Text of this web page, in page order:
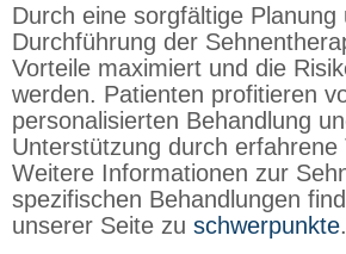
Durch eine sorgfältige Planung
Durchführung der
Vorteile maximiert und die
werden. Patienten profitieren
personalisierten Behandlung
Unterstützung durch erfahrene
Weitere Informationen zur
spezifischen Behandlungen
unserer Seite zu schwerpunkte.